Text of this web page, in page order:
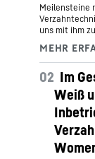
Meilensteine
uns mit ihm
Gründung
und die
Liebherr-
02 Im
Weiß